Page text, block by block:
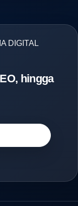
DIGITAL
hingga